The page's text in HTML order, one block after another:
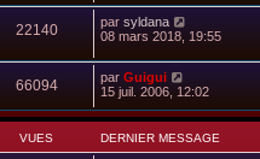
22140 par syldana
08 mars 2018, 19:55
66094 par Guigui
15 juil. 2006, 12:02
VUES DERNIER MESSAGE